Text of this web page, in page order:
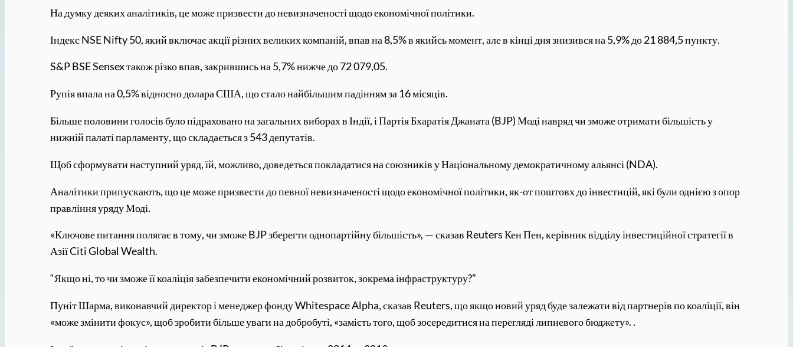
На думку деяких аналітиків, це може призвести до невизначеності щодо економічної політики.
Індекс NSE Nifty 50, який включає акції різних великих компаній, впав на 8,5% в якийсь момент, але в кінці дня знизився на 5,9% до 21 884,5 пункту.
S&P BSE Sensex також різко впав, закрившись на 5,7% нижче до 72 079,05.
Рупія впала на 0,5% відносно долара США, що стало найбільшим падінням за 16 місяців.
Більше половини голосів було підраховано на загальних виборах в Індії, і Партія Бхаратія Джаната (BJP) Моді навряд чи зможе отримати більшість у
нижній палаті парламенту, що складається з 543 депутатів.
Щоб сформувати наступний уряд, їй, можливо, доведеться покладатися на союзників у Національному демократичному альянсі (NDA).
Аналітики припускають, що це може призвести до певної невизначеності щодо економічної політики, як-от поштовх до інвестицій, які були однією з опор
правління уряду Моді.
«Ключове питання полягає в тому, чи зможе BJP зберегти однопартійну більшість», — сказав Reuters Кен Пен, керівник відділу інвестиційної стратегії в
Азії Citi Global Wealth.
“Якщо ні, то чи зможе її коаліція забезпечити економічний розвиток, зокрема інфраструктуру?”
Пуніт Шарма, виконавчий директор і менеджер фонду Whitespace Alpha, сказав Reuters, що якщо новий уряд буде залежати від партнерів по коаліції, він
«може змінити фокус», щоб зробити більше уваги на добробуті, «замість того, щоб зосередитися на перегляді липневого бюджету». .